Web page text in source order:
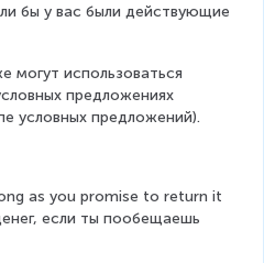
бы у вас были действующие
могут использоваться
предложениях
условных предложений).
as you promise to return it
если ты пообещаешь